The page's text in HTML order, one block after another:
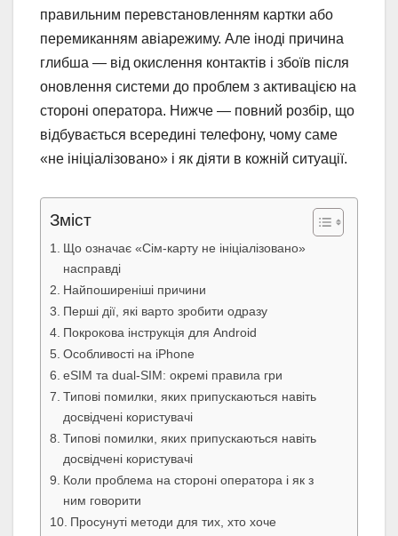
правильним перевстановленням картки або
перемиканням авіарежиму. Але іноді причина
глибша — від окислення контактів і збоїв після
оновлення системи до проблем з активацією на
стороні оператора. Нижче — повний розбір, що
відбувається всередині телефону, чому саме
«не ініціалізовано» і як діяти в кожній ситуації.
Зміст
Що означає «Сім-карту не ініціалізовано»
насправді
Найпоширеніші причини
Перші дії, які варто зробити одразу
Покрокова інструкція для Android
Особливості на iPhone
eSIM та dual-SIM: окремі правила гри
Типові помилки, яких припускаються навіть
досвідчені користувачі
Типові помилки, яких припускаються навіть
досвідчені користувачі
Коли проблема на стороні оператора і як з
ним говорити
Просунуті методи для тих, хто хоче